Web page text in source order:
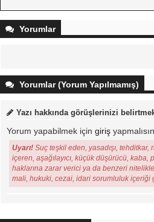
Yorumlar
Yorumlar (Yorum Yapılmamış)
Yazı hakkında görüşlerinizi
Yorum yapabilmek için giriş
Uyarı! Suç teşkil eden, yasadışı, tehditkar,
içeren, aşağılayıcı, küçük düşürücü, kaba,
haklarına zarar verici ya da benzeri
mali, hukuki, cezai, idari sorumluluk içeriği